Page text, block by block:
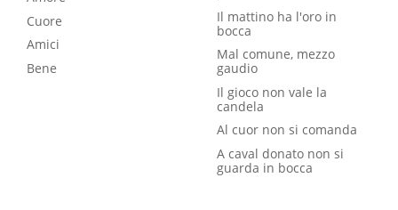
Cuore
Amici
Bene
Il mattino ha l'oro in
bocca
Mal comune, mezzo
gaudio
Il gioco non vale la
candela
Al cuor non si comanda
A caval donato non si
guarda in bocca